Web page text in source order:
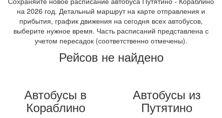
на 2026 год. Детальный маршрут на карте отправления и
прибытия, график движения на сегодня всех автобусов,
выберите нужное время. Часть расписаний представлена с
учетом пересадок (соответственно отмечены).
Рейсов не найдено
Автобусы в
Кораблино
Автобусы из
Путятино